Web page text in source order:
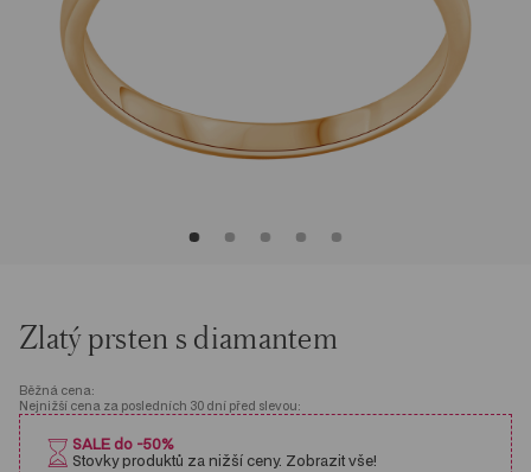
Zlatý prsten s diamantem
Běžná cena:
Nejnižší cena za posledních 30 dní před slevou:
SALE do -50%
Stovky produktů za nižší ceny. Zobrazit vše!